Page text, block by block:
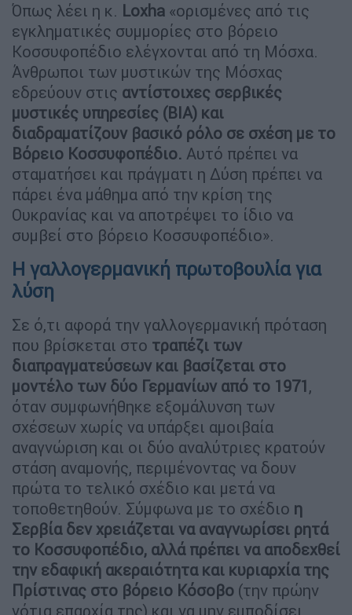
Όπως λέει η κ. Loxha «ορισμένες από τις
εγκληματικές συμμορίες στο βόρειο
Κοσσυφοπέδιο ελέγχονται από τη Μόσχα.
Άνθρωποι των μυστικών της Μόσχας
εδρεύουν στις αντίστοιχες σερβικές
μυστικές υπηρεσίες (BIA) και
διαδραματίζουν βασικό ρόλο σε σχέση με το
Βόρειο Κοσσυφοπέδιο. Αυτό πρέπει να
σταματήσει και πράγματι η Δύση πρέπει να
πάρει ένα μάθημα από την κρίση της
Ουκρανίας και να αποτρέψει το ίδιο να
συμβεί στο βόρειο Κοσσυφοπέδιο».
Η γαλλογερμανική πρωτοβουλία για
λύση
Σε ό,τι αφορά την γαλλογερμανική πρόταση
που βρίσκεται στο τραπέζι των
διαπραγματεύσεων και βασίζεται στο
μοντέλο των δύο Γερμανίων από το 1971 ,
όταν συμφωνήθηκε εξομάλυνση των
σχέσεων χωρίς να υπάρξει αμοιβαία
αναγνώριση και οι δύο αναλύτριες κρατούν
στάση αναμονής, περιμένοντας να δουν
πρώτα το τελικό σχέδιο και μετά να
τοποθετηθούν. Σύμφωνα με το σχέδιο η
Σερβία δεν χρειάζεται να αναγνωρίσει ρητά
το Κοσσυφοπέδιο, αλλά πρέπει να αποδεχθεί
την εδαφική ακεραιότητα και κυριαρχία της
Πρίστινας στο βόρειο Κόσοβο (την πρώην
νότια επαρχία της) και να μην εμποδίσει